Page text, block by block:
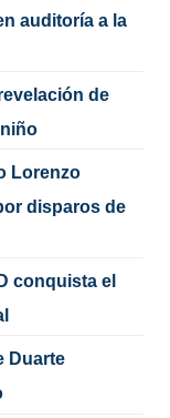
auditoría a la
de
Lorenzo
disparos de
conquista el
Duarte